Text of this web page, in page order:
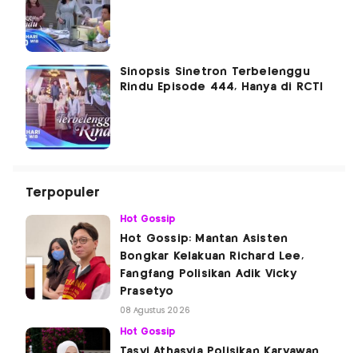
Sinopsis Sinetron Terbelenggu
Rindu Episode 444, Hanya di RCTI
Terpopuler
Hot Gossip
Hot Gossip: Mantan Asisten
Bongkar Kelakuan Richard Lee,
Fangfang Polisikan Adik Vicky
Prasetyo
08 Agustus 2026
Hot Gossip